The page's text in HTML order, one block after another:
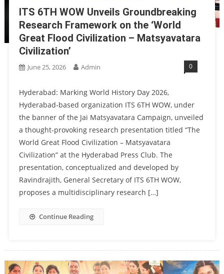
ITS 6TH WOW Unveils Groundbreaking
Research Framework on the ‘World
Great Flood Civilization – Matsyavatara
Civilization’
June 25, 2026 Admin 0
Hyderabad: Marking World History Day 2026,
Hyderabad-based organization ITS 6TH WOW, under
the banner of the Jai Matsyavatara Campaign, unveiled
a thought-provoking research presentation titled “The
World Great Flood Civilization – Matsyavatara
Civilization” at the Hyderabad Press Club. The
presentation, conceptualized and developed by
Ravindrajith, General Secretary of ITS 6TH WOW,
proposes a multidisciplinary research […]
Continue Reading